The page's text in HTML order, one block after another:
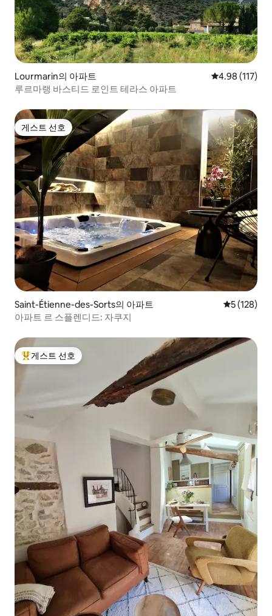
Lourmarin의 아파트 평점 4.98점(5
4.98 (117)
루르마랭 바스티드 로인트 테라스 아파트
게스트 선호
게스트 선호
Saint-Étienne-des-Sorts의 아파트 평점 5점(5
5 (128)
아파트 르 스플렌디드: 자쿠지
상위 게스트 선호
게스트 선호